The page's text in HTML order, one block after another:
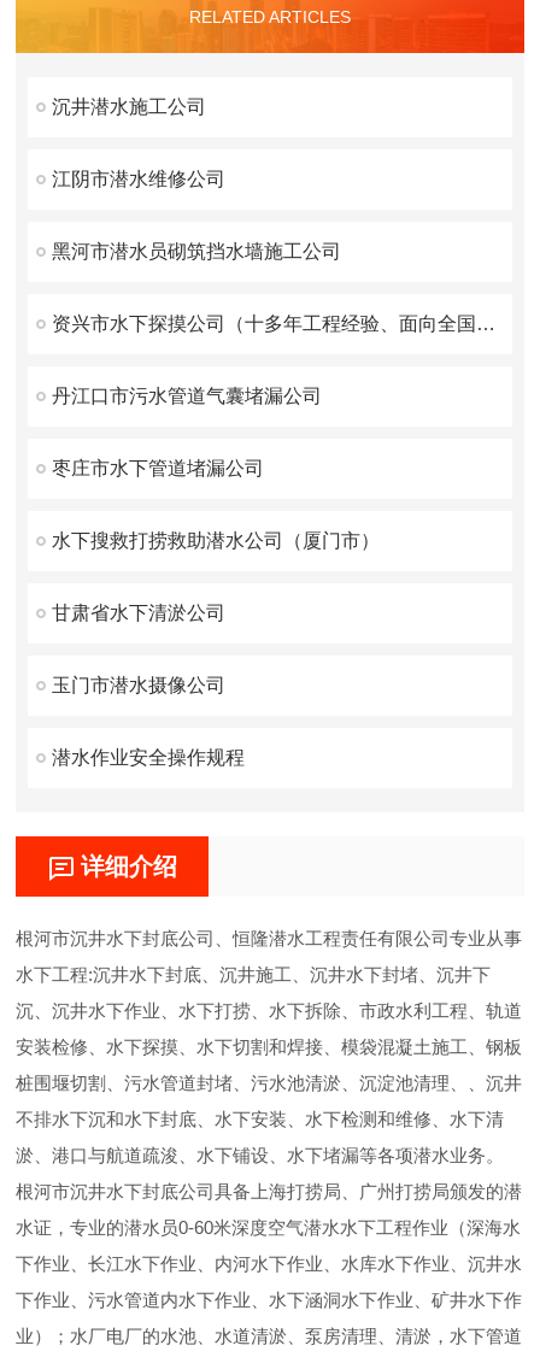
RELATED ARTICLES
沉井潜水施工公司
江阴市潜水维修公司
黑河市潜水员砌筑挡水墙施工公司
资兴市水下探摸公司（十多年工程经验、面向全国施工）
丹江口市污水管道气囊堵漏公司
枣庄市水下管道堵漏公司
水下搜救打捞救助潜水公司（厦门市）
甘肃省水下清淤公司
玉门市潜水摄像公司
潜水作业安全操作规程
详细介绍
根河市沉井水下封底公司、恒隆潜水工程责任有限公司专业从事
水下工程:沉井水下封底、沉井施工、沉井水下封堵、沉井下
沉、沉井水下作业、水下打捞、水下拆除、市政水利工程、轨道
安装检修、水下探摸、水下切割和焊接、模袋混凝土施工、钢板
桩围堰切割、污水管道封堵、污水池清淤、沉淀池清理、、沉井
不排水下沉和水下封底、水下安装、水下检测和维修、水下清
淤、港口与航道疏浚、水下铺设、水下堵漏等各项潜水业务。
根河市沉井水下封底公司具备上海打捞局、广州打捞局颁发的潜
水证，专业的潜水员0-60米深度空气潜水水下工程作业（深海水
下作业、长江水下作业、内河水下作业、水库水下作业、沉井水
下作业、污水管道内水下作业、水下涵洞水下作业、矿井水下作
业）；水厂电厂的水池、水道清淤、泵房清理、清淤，水下管道